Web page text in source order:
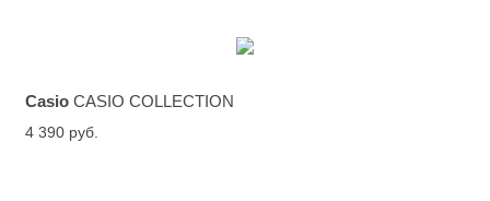
Casio CASIO COLLECTION
4 390 руб.